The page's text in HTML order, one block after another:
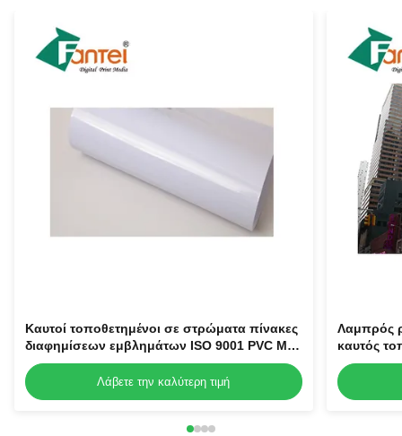
Καυτοί τοποθετημένοι σε στρώματα πίνακες
διαφημίσεων εμβλημάτων ISO 9001 PVC Με
μπροστινό φωτισμό ευκίνητοι για τη
διαφήμιση
Λάβετε την καλύτερη τιμή
Λαμπρός
καυτός
για τη